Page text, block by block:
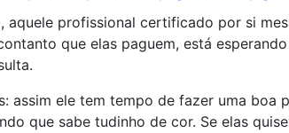
profissional certificado por si
que elas paguem, está
assim ele tem tempo de fazer uma boa
que sabe tudinho de cor. Se elas